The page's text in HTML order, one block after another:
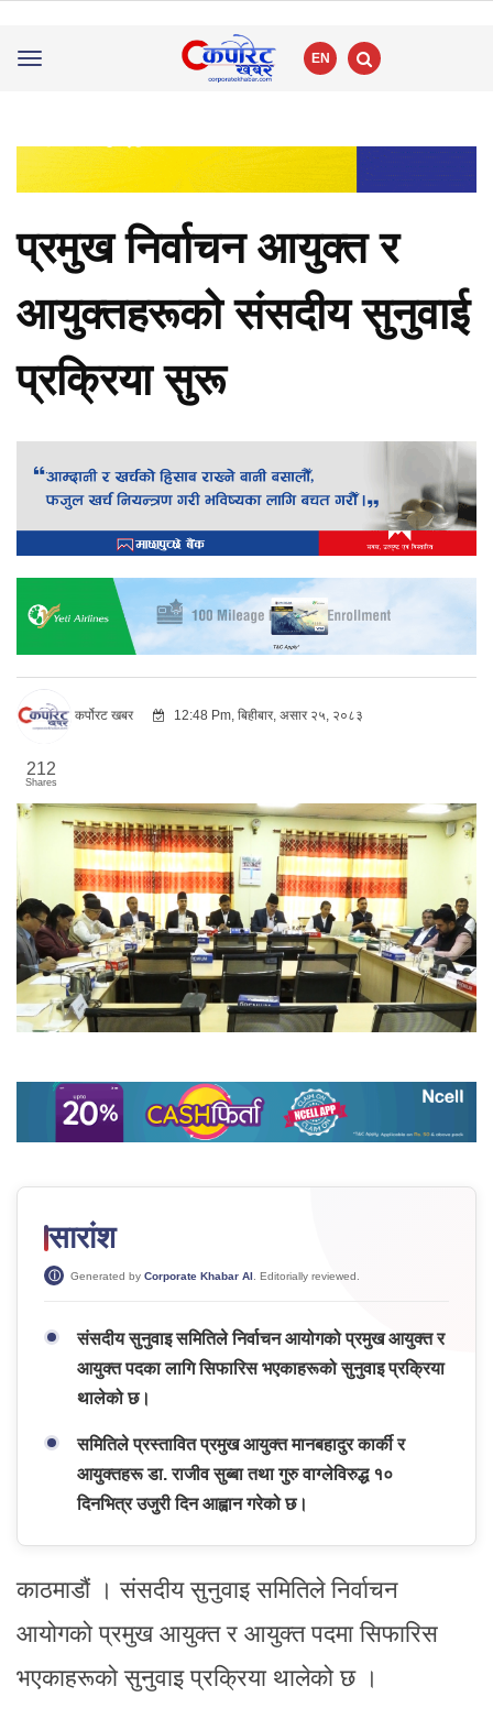
Toggle
EN
प्रमुख निर्वाचन आयुक्त र
आयुक्तहरूको संसदीय सुनुवाई
प्रक्रिया सुरू
कर्पोरट खबर 12:48 Pm, बिहीबार, असार २५, २०८३
212
Shares
सारांश
Generated by Corporate Khabar AI . Editorially reviewed.
संसदीय सुनुवाइ समितिले निर्वाचन आयोगको प्रमुख आयुक्त र
आयुक्त पदका लागि सिफारिस भएकाहरूको सुनुवाइ प्रक्रिया
थालेको छ।
समितिले प्रस्तावित प्रमुख आयुक्त मानबहादुर कार्की र
आयुक्तहरू डा. राजीव सुब्बा तथा गुरु वाग्लेविरुद्ध १०
दिनभित्र उजुरी दिन आह्वान गरेको छ।
काठमाडौं । संसदीय सुनुवाइ समितिले निर्वाचन
आयोगको प्रमुख आयुक्त र आयुक्त पदमा सिफारिस
भएकाहरूको सुनुवाइ प्रक्रिया थालेको छ ।